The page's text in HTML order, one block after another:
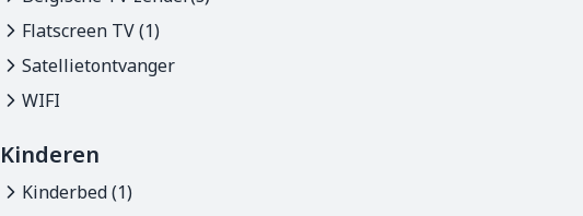
Flatscreen TV (1)
Satellietontvanger
WIFI
Kinderen
Kinderbed (1)